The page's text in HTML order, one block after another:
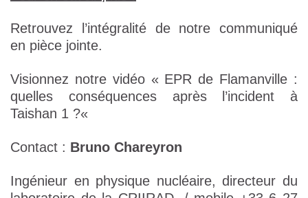
Retrouvez l’intégralité de notre communiqué
en pièce jointe.
Visionnez notre vidéo « EPR de Flamanville :
quelles conséquences après l’incident à
Taishan 1 ?«
Contact : Bruno Chareyron
Ingénieur en physique nucléaire, directeur du